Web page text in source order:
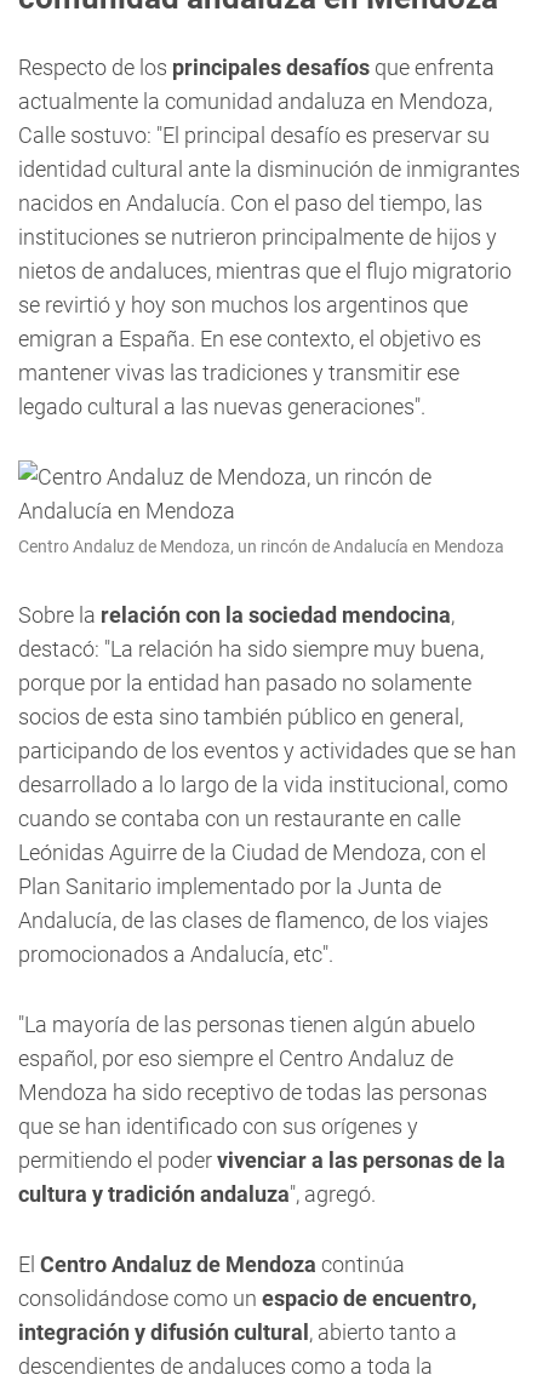
Respecto de los principales desafíos que enfrenta
actualmente la comunidad andaluza en Mendoza,
Calle sostuvo: "El principal desafío es preservar su
identidad cultural ante la disminución de inmigrantes
nacidos en Andalucía. Con el paso del tiempo, las
instituciones se nutrieron principalmente de hijos y
nietos de andaluces, mientras que el flujo migratorio
se revirtió y hoy son muchos los argentinos que
emigran a España. En ese contexto, el objetivo es
mantener vivas las tradiciones y transmitir ese
legado cultural a las nuevas generaciones".
Centro Andaluz de Mendoza, un rincón de Andalucía en Mendoza
Sobre la relación con la sociedad mendocina,
destacó: "La relación ha sido siempre muy buena,
porque por la entidad han pasado no solamente
socios de esta sino también público en general,
participando de los eventos y actividades que se han
desarrollado a lo largo de la vida institucional, como
cuando se contaba con un restaurante en calle
Leónidas Aguirre de la Ciudad de Mendoza, con el
Plan Sanitario implementado por la Junta de
Andalucía, de las clases de flamenco, de los viajes
promocionados a Andalucía, etc".
"La mayoría de las personas tienen algún abuelo
español, por eso siempre el Centro Andaluz de
Mendoza ha sido receptivo de todas las personas
que se han identificado con sus orígenes y
permitiendo el podervivenciar a las personas de la
cultura y tradición andaluza", agregó.
El Centro Andaluz de Mendoza continúa
consolidándose como un espacio de encuentro,
integración y difusión cultural , abierto tanto a
descendientes de andaluces como a toda la